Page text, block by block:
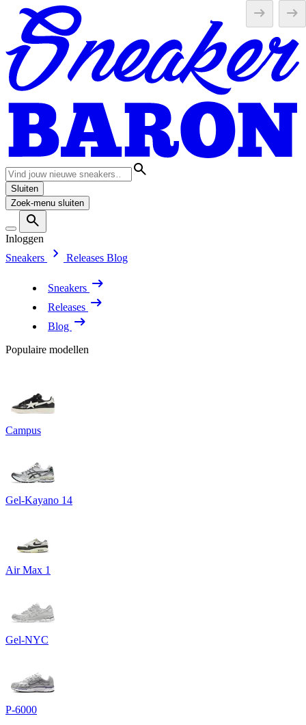
Sluiten
Zoek-menu sluiten
Inloggen
Sneakers
Releases Blog
Sneakers
Releases
Blog
Populaire modellen
Campus
Gel-Kayano 14
Air Max 1
Gel-NYC
P-6000